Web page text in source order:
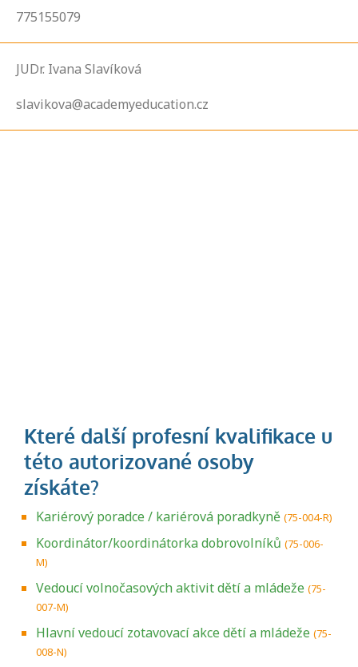
775155079
JUDr. Ivana Slavíková
slavikova@academyeducation.cz
Kariérový poradce / kariérová poradkyně (75-004-R)
Koordinátor/koordinátorka dobrovolníků (75-006-
M)
Vedoucí volnočasových aktivit dětí a mládeže (75-
007-M)
Hlavní vedoucí zotavovací akce dětí a mládeže (75-
008-N)